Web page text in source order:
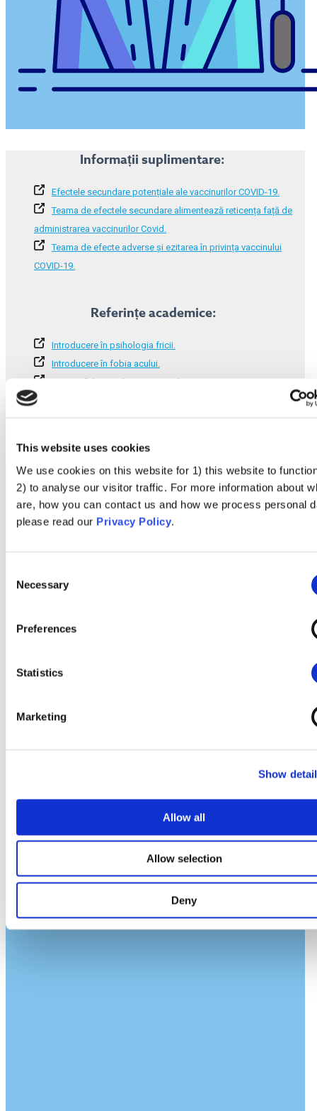
This website uses cookies
We use cookies on this website for 1) this website to
2) to analyse our visitor traffic. For more information about
are, how you can contact us and how we process personal
please read our Privacy Policy.
Selection
Necessary
Preferences
Statistics
Marketing
Show
Allow all
Allow selection
Deny
Informații suplimentare:
Efectele secundare potențiale ale vaccinurilor COVID-19.
Teama de efectele secundare alimentează reticența față de
administrarea vaccinurilor Covid.
Teama de efecte adverse și ezitarea în privința vaccinului
COVID-19.
Referințe academice:
Introducere în psihologia fricii.
Introducere în fobia acului.
Despre fobia acului și ezitarea la vaccinare.